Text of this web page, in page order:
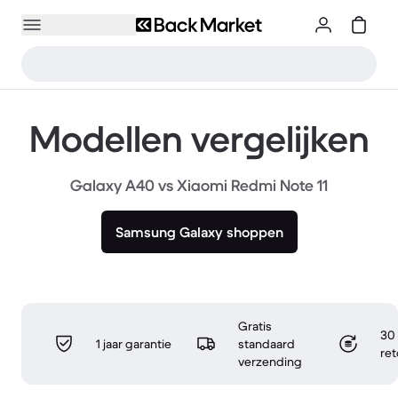
Modellen vergelijken
Galaxy A40 vs Xiaomi Redmi Note 11
Samsung Galaxy shoppen
1 jaar garantie
Gratis
standaard
verzending
30